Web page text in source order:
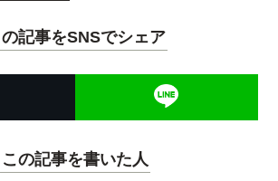
の記事をSNSでシェア
この記事を書いた人